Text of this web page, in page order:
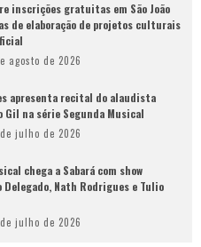
inscrições gratuitas em São João
de elaboração de projetos culturais
agosto de 2026
apresenta recital do alaudista
Gil na série Segunda Musical
julho de 2026
chega a Sabará com show
Nath Rodrigues e Tulio
julho de 2026